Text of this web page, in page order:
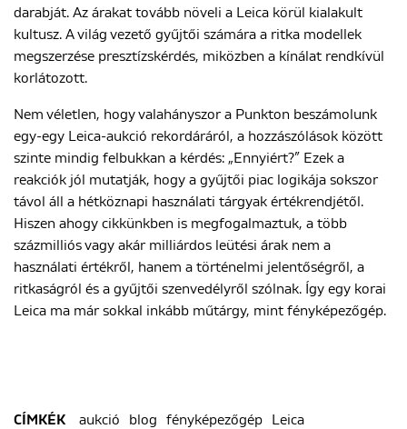
darabját. Az árakat tovább növeli a Leica körül kialakult
kultusz. A világ vezető gyűjtői számára a ritka modellek
megszerzése presztízskérdés, miközben a kínálat rendkívül
korlátozott.
Nem véletlen, hogy valahányszor a Punkton beszámolunk
egy-egy Leica-aukció rekordáráról, a hozzászólások között
szinte mindig felbukkan a kérdés: „Ennyiért?” Ezek a
reakciók jól mutatják, hogy a gyűjtői piac logikája sokszor
távol áll a hétköznapi használati tárgyak értékrendjétől.
Hiszen ahogy cikkünkben is megfogalmaztuk, a több
százmilliós vagy akár milliárdos leütési árak nem a
használati értékről, hanem a történelmi jelentőségről, a
ritkaságról és a gyűjtői szenvedélyről szólnak. Így egy korai
Leica ma már sokkal inkább műtárgy, mint fényképezőgép.
CÍMKÉK aukció blog fényképezőgép Leica